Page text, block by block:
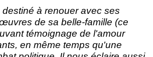
à renouer avec ses
de sa belle-famille (ce
témoignage de l'amour
en même temps qu'une